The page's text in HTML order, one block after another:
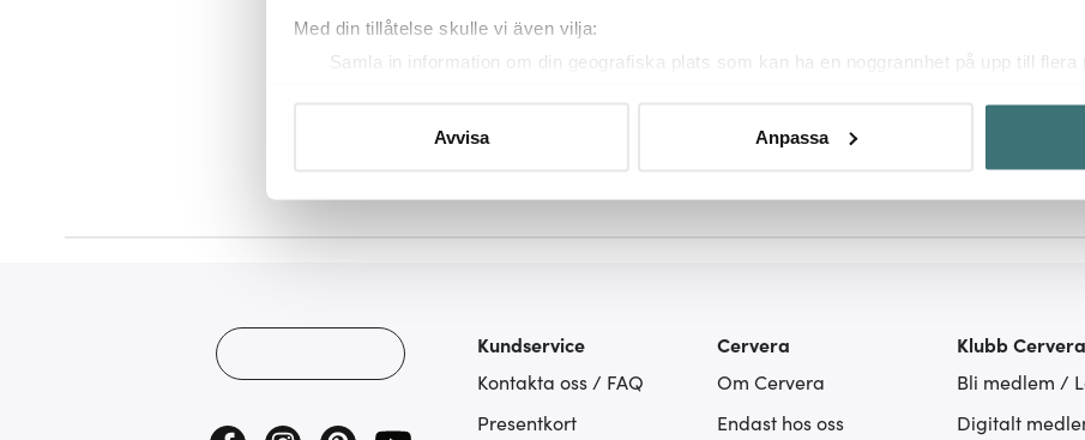
Med din tillåtelse skulle vi även vilja:
Samla in information om din geografiska plats som kan ha en noggrannhet på upp till flera
eller dra tillbaka ditt samtycke när som helst från cookie-förklaringen.
att vi kan analysera vår trafik och göra hemsidan ännu bättre. Du bestämmer själv vilka
Avvisa Anpassa
Kundservice
Kontakta oss / FAQ
Presentkort
Cervera
Om Cervera
Endast hos oss
Klubb Cervera
Bli medlem /
Digitalt